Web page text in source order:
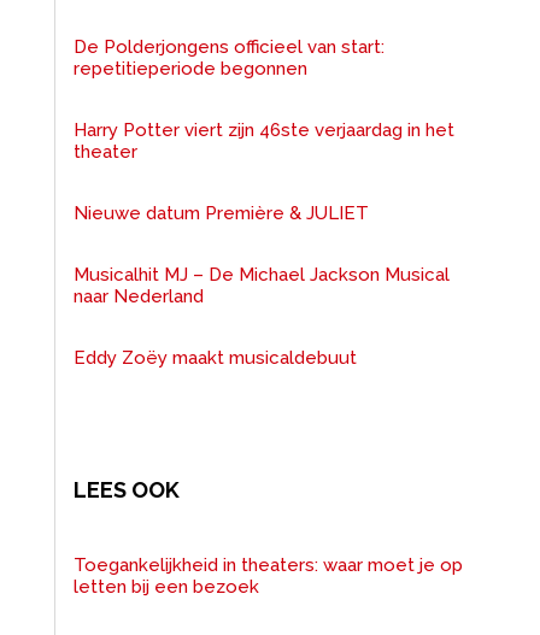
De Polderjongens officieel van start:
repetitieperiode begonnen
Harry Potter viert zijn 46ste verjaardag in het
theater
Nieuwe datum Première & JULIET
Musicalhit MJ – De Michael Jackson Musical
naar Nederland
Eddy Zoëy maakt musicaldebuut
LEES OOK
Toegankelijkheid in theaters: waar moet je op
letten bij een bezoek